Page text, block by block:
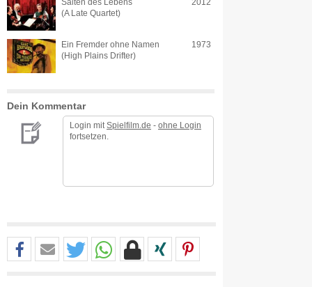
Saiten des Lebens
(A Late Quartet)
2012
Ein Fremder ohne Namen
(High Plains Drifter)
1973
Dein Kommentar
Login mit Spielfilm.de - ohne Login
fortsetzen.